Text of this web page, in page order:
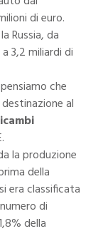
di euro.
Russia, da
3,2 miliardi di
che
al
la produzione
della
era classificata
di
della